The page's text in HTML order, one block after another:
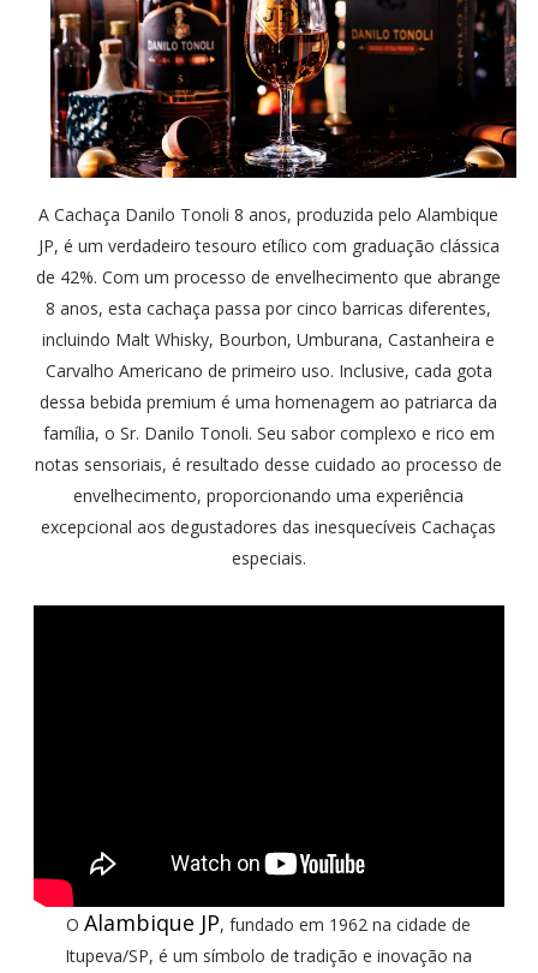
A Cachaça Danilo Tonoli 8 anos, produzida pelo Alambique
JP, é um verdadeiro tesouro etílico com graduação clássica
de 42%. Com um processo de envelhecimento que abrange
8 anos, esta cachaça passa por cinco barricas diferentes,
incluindo Malt Whisky, Bourbon, Umburana, Castanheira e
Carvalho Americano de primeiro uso. Inclusive, cada gota
dessa bebida premium é uma homenagem ao patriarca da
família, o Sr. Danilo Tonoli. Seu sabor complexo e rico em
notas sensoriais, é resultado desse cuidado ao processo de
envelhecimento, proporcionando uma experiência
excepcional aos degustadores das inesquecíveis Cachaças
especiais.
OAlambique JP, fundado em 1962 na cidade de
Itupeva/SP, é um símbolo de tradição e inovação na